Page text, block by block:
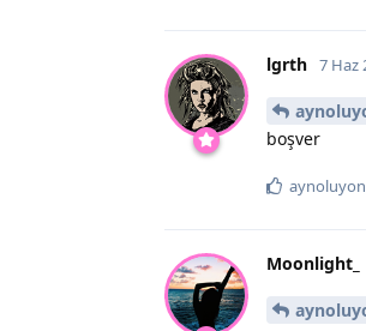
lgrth 7 Haz
boşver
Moonlight_